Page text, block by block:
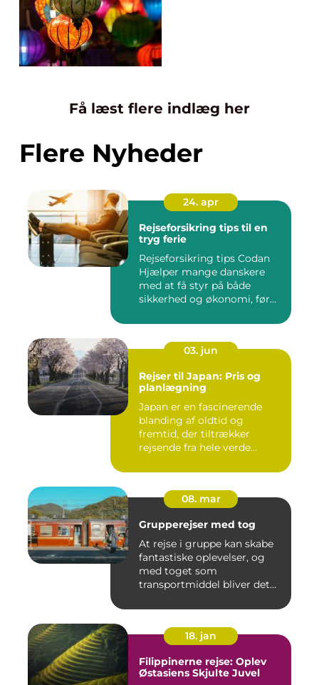
Få læst flere indlæg her
Flere Nyheder
24. apr
Rejseforsikring tips til en
tryg ferie
Rejseforsikring tips Codan
Hjælper mange danskere
med at få styr på både
sikkerhed og økonomi, før
03. jun
Rejser til Japan: Pris og
planlægning
Japan er en fascinerende
blanding af oldtid og
fremtid, der tiltrækker
rejsende fra hele verde...
08. mar
Grupperejser med tog
At rejse i gruppe kan skabe
fantastiske oplevelser, og
med toget som
transportmiddel bliver det
18. jan
Filippinerne rejse: Oplev
Østasiens Skjulte Juvel